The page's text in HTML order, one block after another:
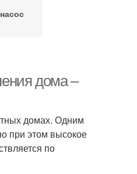
дома –
домах. Одним
при этом высокое
по